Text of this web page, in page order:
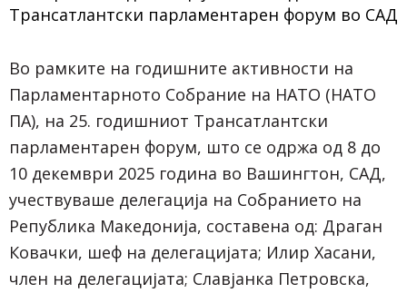
Во рамките на годишните активности на
Парламентарното Собрание на НАТО (НАТО
ПА), на 25. годишниот Трансатлантски
парламентарен форум, што се одржа од 8 до
10 декември 2025 година во Вашингтон, САД,
учествуваше делегација на Собранието на
Република Македонија, составена од: Драган
Ковачки, шеф на делегацијата; Илир Хасани,
член на делегацијата; Славјанка Петровска,